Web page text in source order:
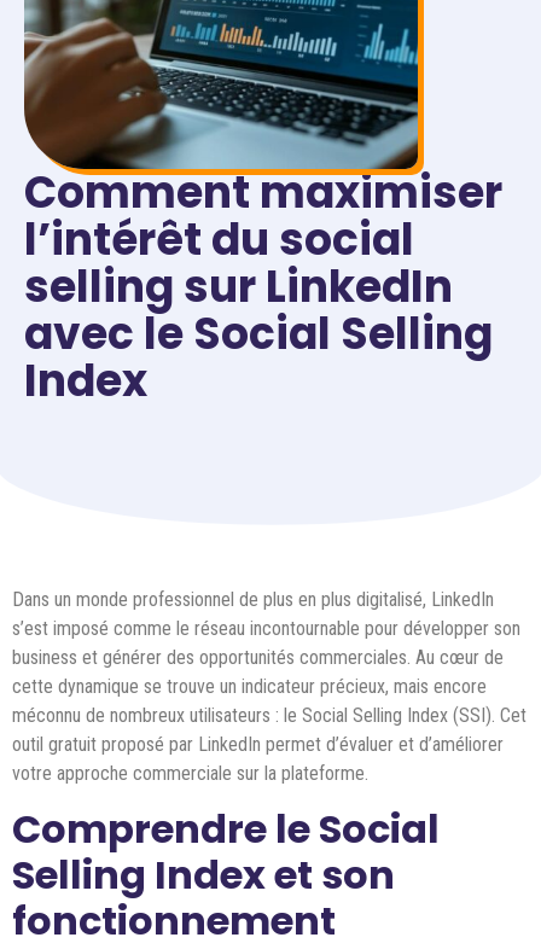
Comment maximiser
l’intérêt du social
selling sur LinkedIn
avec le Social Selling
Index
Dans un monde professionnel de plus en plus digitalisé, LinkedIn
s’est imposé comme le réseau incontournable pour développer son
business et générer des opportunités commerciales. Au cœur de
cette dynamique se trouve un indicateur précieux, mais encore
méconnu de nombreux utilisateurs : le Social Selling Index (SSI). Cet
outil gratuit proposé par LinkedIn permet d’évaluer et d’améliorer
votre approche commerciale sur la plateforme.
Comprendre le Social
Selling Index et son
fonctionnement